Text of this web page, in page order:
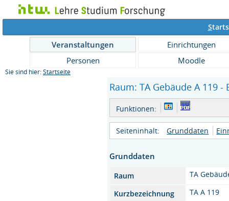
S
Veranstaltungen
Einrichtungen
Personen
Moodle
Sie sind hier: Startseite
Raum: TA Gebäude A 119 -
Funktionen:
Seiteninhalt: Grunddaten
Grunddaten
Raum
TA
Kurzbezeichnung
TA A 119